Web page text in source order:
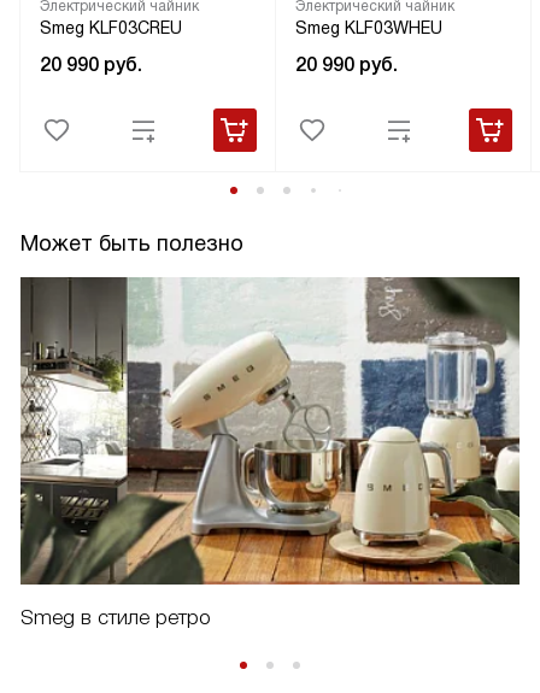
Электрический чайник
Smeg KLF03CREU
20 990 руб.
Электрический чайник
Smeg KLF03WHEU
20 990 руб.
Может быть полезно
Smeg в стиле ретро